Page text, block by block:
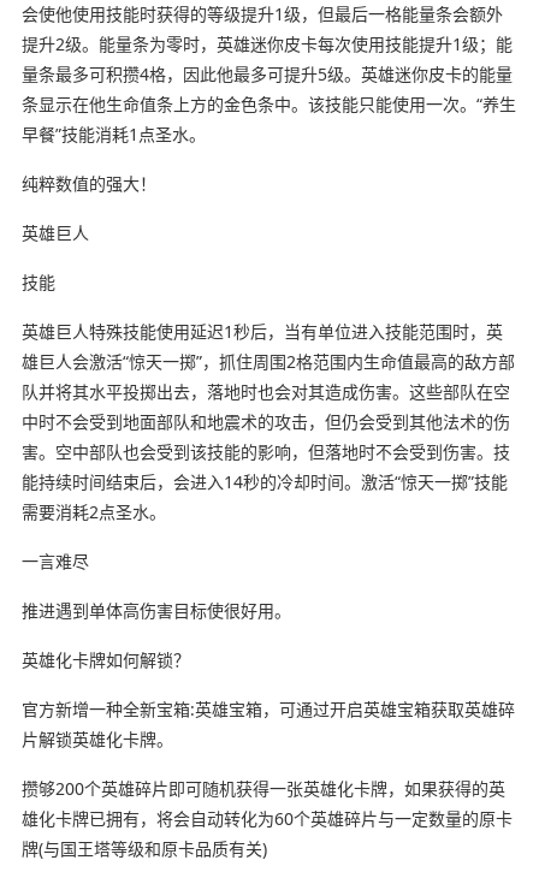
会使他使用技能时获得的等级提升1级，但最后一格能量条会额外
提升2级。能量条为零时，英雄迷你皮卡每次使用技能提升1级；能
量条最多可积攒4格，因此他最多可提升5级。英雄迷你皮卡的能量
条显示在他生命值条上方的金色条中。该技能只能使用一次。“养生
早餐”技能消耗1点圣水。
纯粹数值的强大！
英雄巨人
技能
英雄巨人特殊技能使用延迟1秒后，当有单位进入技能范围时，英
雄巨人会激活“惊天一掷”，抓住周围2格范围内生命值最高的敌方部
队并将其水平投掷出去，落地时也会对其造成伤害。这些部队在空
中时不会受到地面部队和地震术的攻击，但仍会受到其他法术的伤
害。空中部队也会受到该技能的影响，但落地时不会受到伤害。技
能持续时间结束后，会进入14秒的冷却时间。激活“惊天一掷”技能
需要消耗2点圣水。
一言难尽
推进遇到单体高伤害目标使很好用。
英雄化卡牌如何解锁？
官方新增一种全新宝箱:英雄宝箱，可通过开启英雄宝箱获取英雄碎
片解锁英雄化卡牌。
攒够200个英雄碎片即可随机获得一张英雄化卡牌，如果获得的英
雄化卡牌已拥有，将会自动转化为60个英雄碎片与一定数量的原卡
牌(与国王塔等级和原卡品质有关)